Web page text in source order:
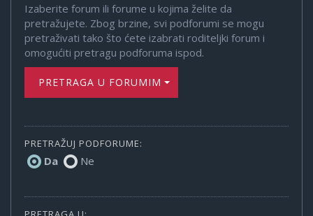
Izaberite forum ili forume u kojima želite da
pretražujete. Zbog brzine, svi podforumi se mogu
pretraživati tako što ćete izabrati roditeljki forum i
omogućiti pretragu podforuma ispod.
PRETRAGA U FORUMIMA
PRETRAŽUJ PODFORUME:
Da Ne